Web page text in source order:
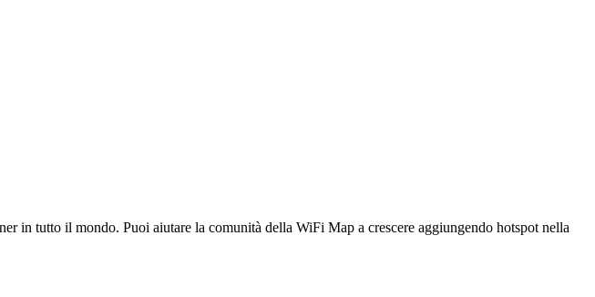
in tutto il mondo. Puoi aiutare la comunità della WiFi Map a crescere aggiungendo hotspot nella